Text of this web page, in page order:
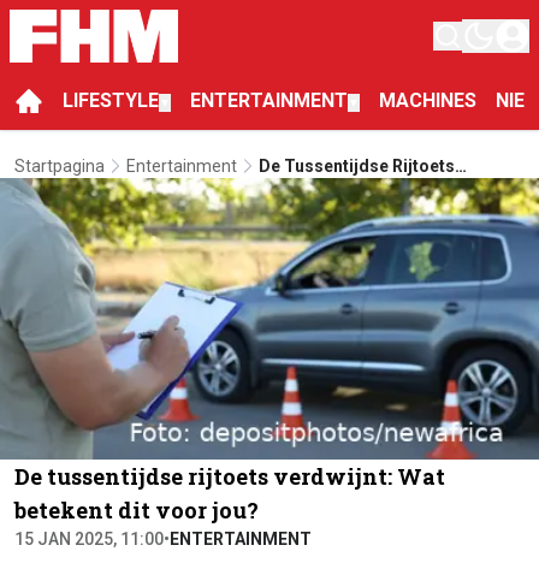
LIFESTYLE ENTERTAINMENT MACHINES
Startpagina Entertainment
De Tussentijdse Rijtoets
Verdwijnt: Wat Betekent Dit Voor
Jou?
De tussentijdse rijtoets verdwijnt: Wat
betekent dit voor jou?
15 JAN 2025, 11:00• ENTERTAINMENT